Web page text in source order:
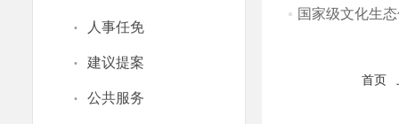
· 人事任免
· 建议提案
· 公共服务
国家级文化生
首页